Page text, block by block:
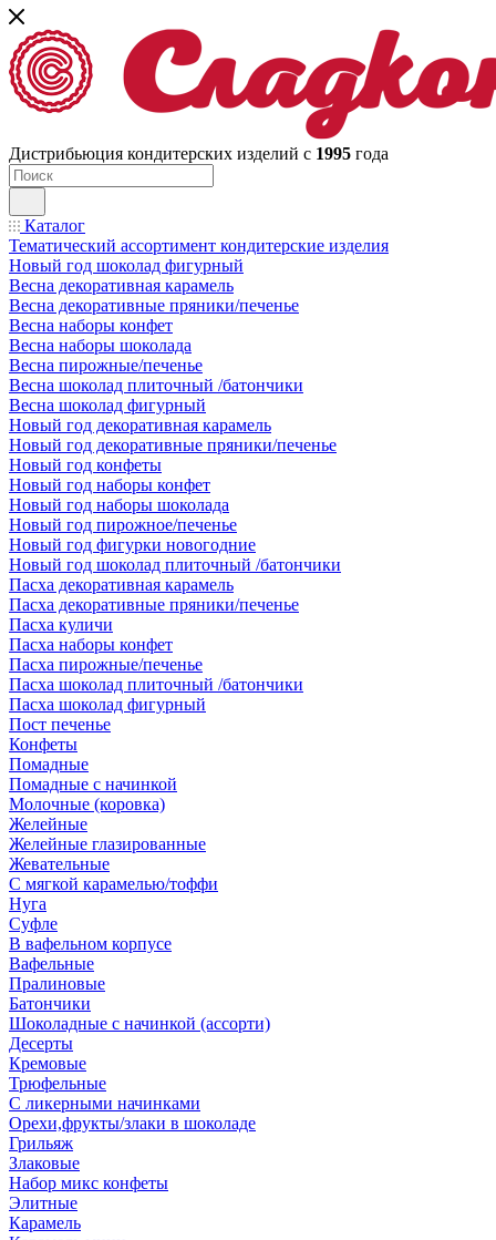
Дистрибьюция кондитерских изделий с 1995 года
Каталог
Тематический ассортимент кондитерские изделия
Новый год шоколад фигурный
Весна декоративная карамель
Весна декоративные пряники/печенье
Весна наборы конфет
Весна наборы шоколада
Весна пирожные/печенье
Весна шоколад плиточный /батончики
Весна шоколад фигурный
Новый год декоративная карамель
Новый год декоративные пряники/печенье
Новый год конфеты
Новый год наборы конфет
Новый год наборы шоколада
Новый год пирожное/печенье
Новый год фигурки новогодние
Новый год шоколад плиточный /батончики
Пасха декоративная карамель
Пасха декоративные пряники/печенье
Пасха куличи
Пасха наборы конфет
Пасха пирожные/печенье
Пасха шоколад плиточный /батончики
Пасха шоколад фигурный
Пост печенье
Конфеты
Помадные
Помадные с начинкой
Молочные (коровка)
Желейные
Желейные глазированные
Жевательные
С мягкой карамелью/тоффи
Нуга
Суфле
В вафельном корпусе
Вафельные
Пралиновые
Батончики
Шоколадные с начинкой (ассорти)
Десерты
Кремовые
Трюфельные
С ликерными начинками
Орехи,фрукты/злаки в шоколаде
Грильяж
Злаковые
Набор микс конфеты
Элитные
Карамель